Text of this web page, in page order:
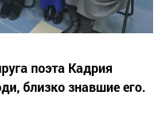
поэта Кадрия
близко знавшие его.